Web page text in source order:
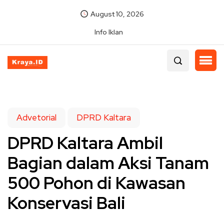
August 10, 2026
Info Iklan
Advetorial DPRD Kaltara
DPRD Kaltara Ambil
Bagian dalam Aksi Tanam
500 Pohon di Kawasan
Konservasi Bali